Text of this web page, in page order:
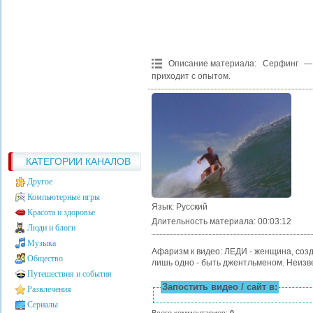
КАТЕГОРИИ КАНАЛОВ
Другое
Компьютерные игры
Красота и здоровье
Люди и блоги
Музыка
Общество
Путешествия и события
Развлечения
Сериалы
Описание материала:
Серфинг —
приходит с опытом.
Язык: Русский
Длительность материала: 00:03:12
Афаризм к видео: ЛЕДИ - женщина,
лишь одно - быть джентльменом.
Запостить видео / сайт в: